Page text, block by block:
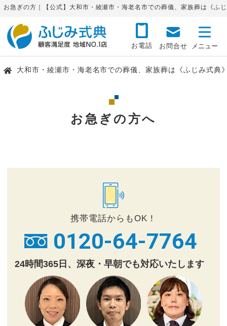
お急ぎの方｜【公式】大和市・綾瀬市・海老名市での葬儀、家族葬は《ふ
お電話 お問合せ
大和市・綾瀬市・海老名市での葬儀、家族葬は《ふじみ式典
お急ぎの方へ
携帯電話からもOK！
0120-64-7764
24時間365日、深夜・早朝でも対応いたします